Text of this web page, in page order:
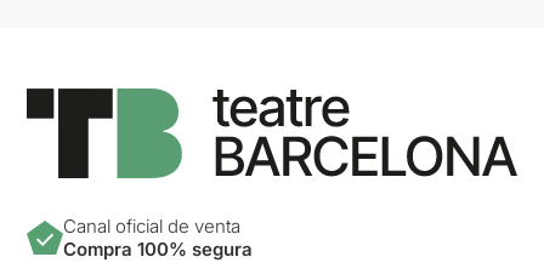
Canal oficial de venta
Compra 100% segura